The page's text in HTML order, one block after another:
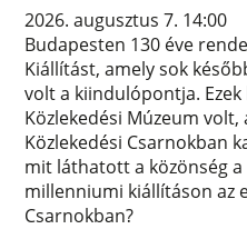
2026. augusztus 7. 14:00
Budapesten 130 éve
Kiállítást, amely sok
volt a kiindulópontja. Ezek
Közlekedési Múzeum volt,
Közlekedési Csarnokban
mit láthatott a közönség a
millenniumi kiállításon az
Csarnokban?